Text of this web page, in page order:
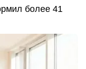
более 41